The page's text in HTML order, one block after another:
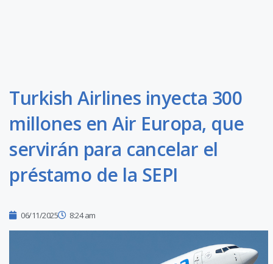
Turkish Airlines inyecta 300
millones en Air Europa, que
servirán para cancelar el
préstamo de la SEPI
06/11/2025 8:24 am